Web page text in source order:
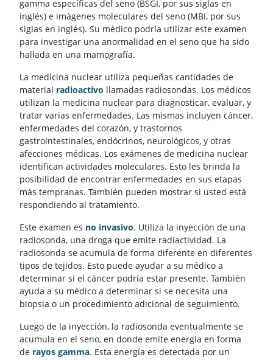
gamma específicas del seno (BSGI, por sus siglas en
inglés) e imágenes moleculares del seno (MBI, por sus
siglas en inglés). Su médico podría utilizar este examen
para investigar una anormalidad en el seno que ha sido
hallada en una mamografía.
La medicina nuclear utiliza pequeñas cantidades de
material radioactivo llamadas radiosondas. Los médicos
utilizan la medicina nuclear para diagnosticar, evaluar, y
tratar varias enfermedades. Las mismas incluyen cáncer,
enfermedades del corazón, y trastornos
gastrointestinales, endócrinos, neurológicos, y otras
afecciones médicas. Los exámenes de medicina nuclear
identifican actividades moleculares. Esto les brinda la
posibilidad de encontrar enfermedades en sus etapas
más tempranas. También pueden mostrar si usted está
respondiendo al tratamiento.
Este examen es no invasivo. Utiliza la inyección de una
radiosonda, una droga que emite radiactividad. La
radiosonda se acumula de forma diferente en diferentes
tipos de tejidos. Esto puede ayudar a su médico a
determinar si el cáncer podría estar presente. También
ayuda a su médico a determinar si se necesita una
biopsia o un procedimiento adicional de seguimiento.
Luego de la inyección, la radiosonda eventualmente se
acumula en el seno, en donde emite energía en forma
de rayos gamma. Esta energía es detectada por un